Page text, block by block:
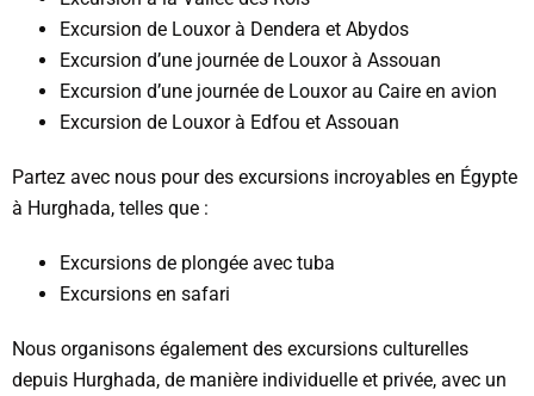
Excursion de Louxor à Dendera et Abydos
Excursion d’une journée de Louxor à Assouan
Excursion d’une journée de Louxor au Caire en avion
Excursion de Louxor à Edfou et Assouan
Partez avec nous pour des excursions incroyables en Égypte
à Hurghada, telles que :
Excursions de plongée avec tuba
Excursions en safari
Nous organisons également des excursions culturelles
depuis Hurghada, de manière individuelle et privée, avec un